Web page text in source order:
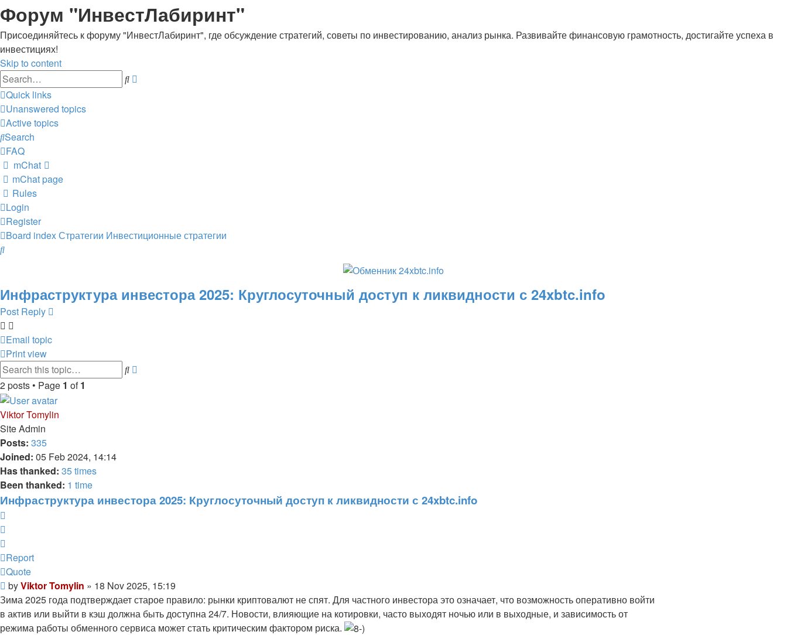
Форум "ИнвестЛабиринт"
Присоединяйтесь к форуму "ИнвестЛабиринт", где обсуждение стратегий, советы по инвестированию, анализ рынка. Развивайте финансовую грамотность, достигайте успеха в
инвестициях!
Skip to content
Search
Quick links
Unanswered topics
Active topics
Search
FAQ
mChat
mChat page
Rules
Login
Register
Board indexСтратегии Инвестиционные стратегии
Search
Инфраструктура инвестора 2025: Круглосуточный доступ к ликвидности с 24xbtc.info
Post Reply
Email topic
Print view
Search
2 posts • Page 1 of1
Viktor Tomylin
Site Admin
Posts: 335
Joined: 05 Feb 2024, 14:14
Has thanked: 35 times
Been thanked: 1 time
Инфраструктура инвестора 2025: Круглосуточный доступ к ликвидности с 24xbtc.info
Report
Quote
Post
byViktor Tomylin » 18 Nov 2025, 15:19
Зима 2025 года подтверждает старое правило: рынки криптовалют не спят. Для частного инвестора это означает, что возможность оперативно войти
в актив или выйти в кэш должна быть доступна 24/7. Новости, влияющие на котировки, часто выходят ночью или в выходные, и зависимость от
режима работы обменного сервиса может стать критическим фактором риска.